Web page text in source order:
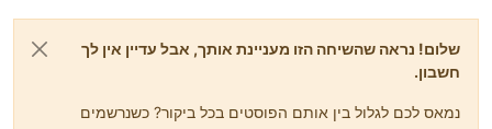
שלום! נראה שהשיחה הזו מעניינת אותך, אבל עדיין אין לך
חשבון.
נמאס לכם לגלול בין אותם הפוסטים בכל ביקור? כשנרשמים